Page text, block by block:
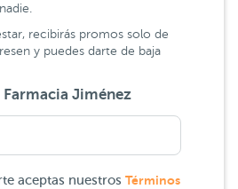
recibirás promos solo de
y puedes darte de baja
Farmacia Jiménez
aceptas nuestros Términos